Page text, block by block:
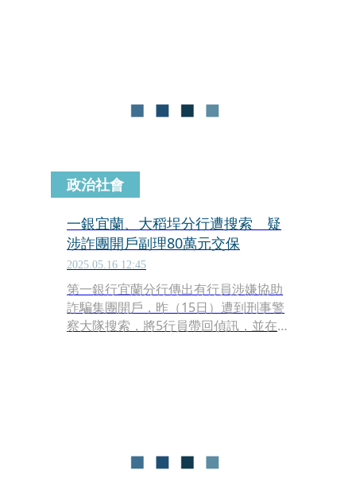
政治社會
一銀宜蘭、大稻埕分行遭搜索 疑
涉詐團開戶副理80萬元交保
2025.05.16 12:45
第一銀行宜蘭分行傳出有行員涉嫌協助
詐騙集團開戶，昨（15日）遭到刑事警
察大隊搜索，將5行員帶回偵訊，並在